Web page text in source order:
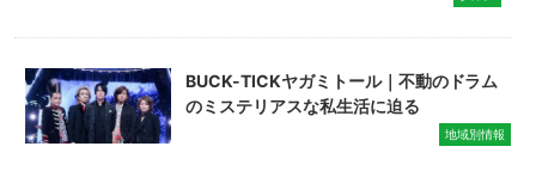
BUCK-TICKヤガミトール｜不動のドラム
のミステリアスな私生活に迫る
地域別情報